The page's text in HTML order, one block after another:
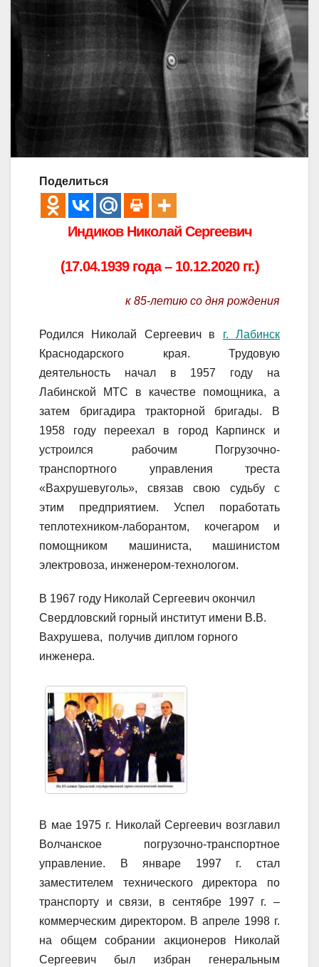
Поделиться
Индиков Николай Сергеевич
(17.04.1939 года – 10.12.2020 гг.)
к 85-летию со дня рождения
Родился Николай Сергеевич в г. Лабинск
Краснодарского края. Трудовую
деятельность начал в 1957 году на
Лабинской МТС в качестве помощника, а
затем бригадира тракторной бригады. В
1958 году переехал в город Карпинск и
устроился рабочим Погрузочно-
транспортного управления треста
«Вахрушевуголь», связав свою судьбу с
этим предприятием. Успел поработать
теплотехником-лаборантом, кочегаром и
помощником машиниста, машинистом
электровоза, инженером-технологом.
В 1967 году Николай Сергеевич окончил
Свердловский горный институт имени В.В.
Вахрушева, получив диплом горного
инженера.
В мае 1975 г. Николай Сергеевич возглавил
Волчанское погрузочно-транспортное
управление. В январе 1997 г. стал
заместителем технического директора по
транспорту и связи, в сентябре 1997 г. –
коммерческим директором. В апреле 1998 г.
на общем собрании акционеров Николай
Сергеевич был избран генеральным